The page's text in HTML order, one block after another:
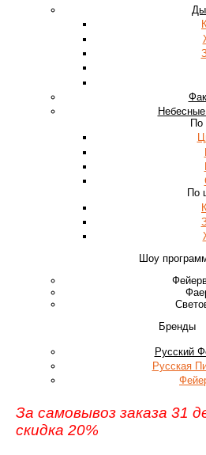
По
По
Шоу
Бренды
Русский
Русская
За самовывоз заказа 31
скидка 20%